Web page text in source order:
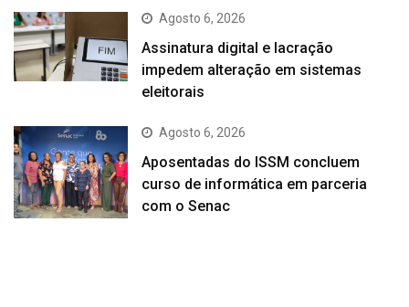
Agosto 6, 2026
Assinatura digital e lacração
impedem alteração em sistemas
eleitorais
Agosto 6, 2026
Aposentadas do ISSM concluem
curso de informática em parceria
com o Senac